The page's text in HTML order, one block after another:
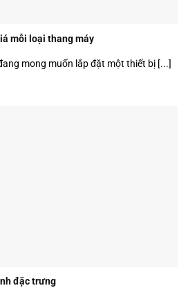
mỗi loại thang máy
mong muốn lắp đặt một thiết bị [...]
đặc trưng